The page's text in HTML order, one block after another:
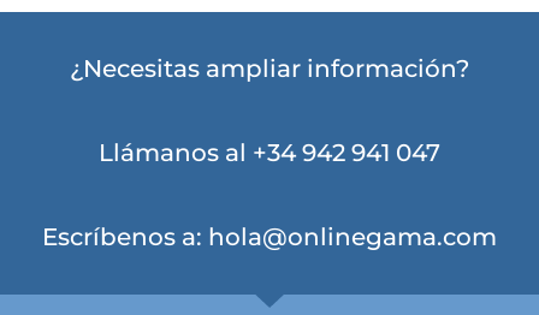
¿Necesitas ampliar información?
Llámanos al +34 942 941 047
Escríbenos a: hola@onlinegama.com